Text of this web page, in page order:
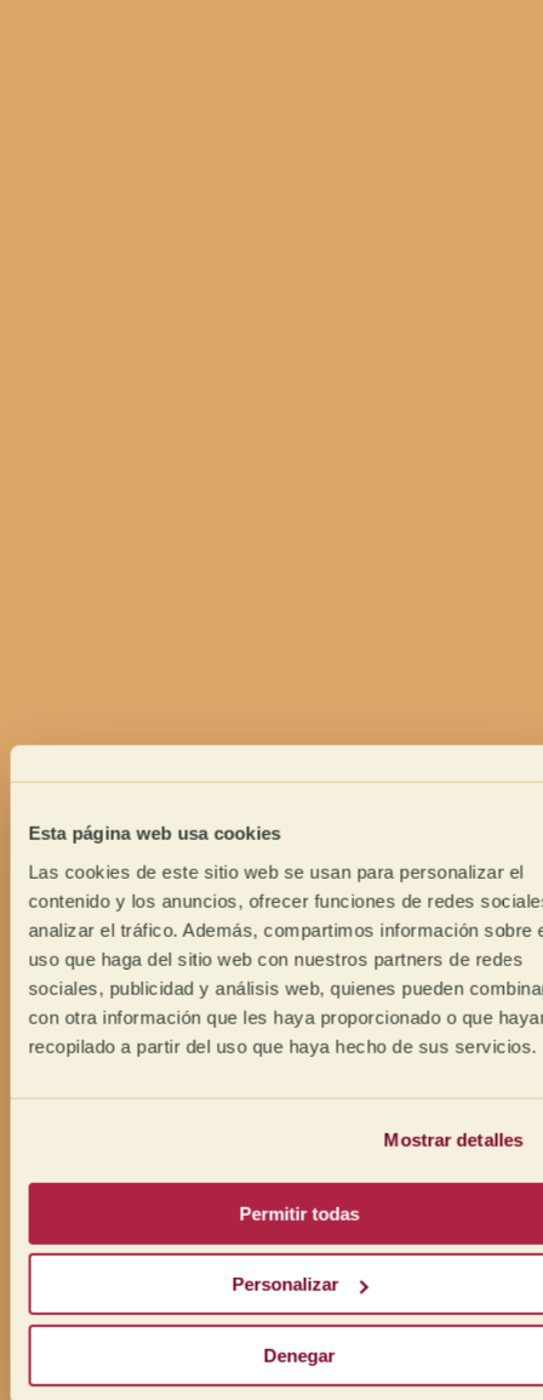
Esta página web usa cookies
Las cookies de este sitio web se usan para personalizar el
contenido y los anuncios, ofrecer funciones de redes
analizar el tráfico. Además, compartimos información sobre
uso que haga del sitio web con nuestros partners de redes
sociales, publicidad y análisis web, quienes pueden
con otra información que les haya proporcionado o que
recopilado a partir del uso que haya hecho de sus servicios.
Mostrar detalles
Permitir todas
Personalizar
Denegar